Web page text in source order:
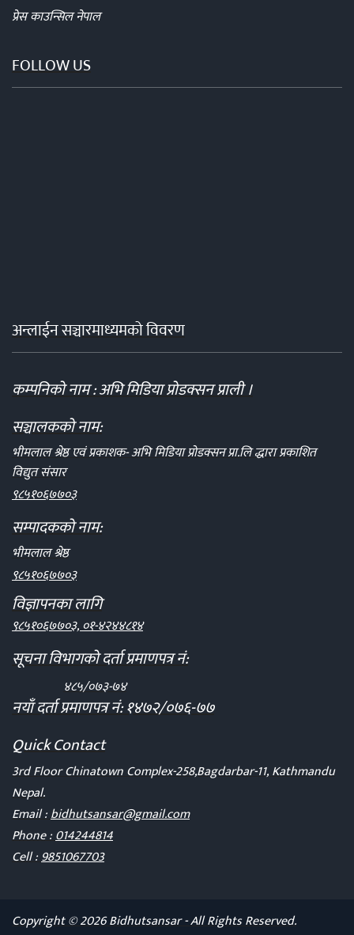
प्रेस काउन्सिल नेपाल
FOLLOW US
अन्लाईन सञ्चारमाध्यमको विवरण
कम्पनिको नाम : अभि मिडिया प्रोडक्सन प्राली ।
सञ्चालकको नाम:
भीमलाल श्रेष्ठ एवं प्रकाशक- अभि मिडिया प्रोडक्सन प्रा.लि द्धारा प्रकाशित
विद्युत संसार
९८५१०६७७०३
सम्पादकको नाम:
भीमलाल श्रेष्ठ
९८५१०६७७०३
विज्ञापनका लागि
९८५१०६७७०३, ०१-४२४४८१४
सूचना विभागको दर्ता प्रमाणपत्र नं:
४८५/०७३-७४
नयाँ दर्ता प्रमाणपत्र नं: १४७२/०७६-७७
Quick Contact
3rd Floor Chinatown Complex-258,Bagdarbar-11, Kathmandu
Nepal.
Email :bidhutsansar@gmail.com
Phone :014244814
Cell :9851067703
Copyright © 2026 Bidhutsansar - All Rights Reserved.